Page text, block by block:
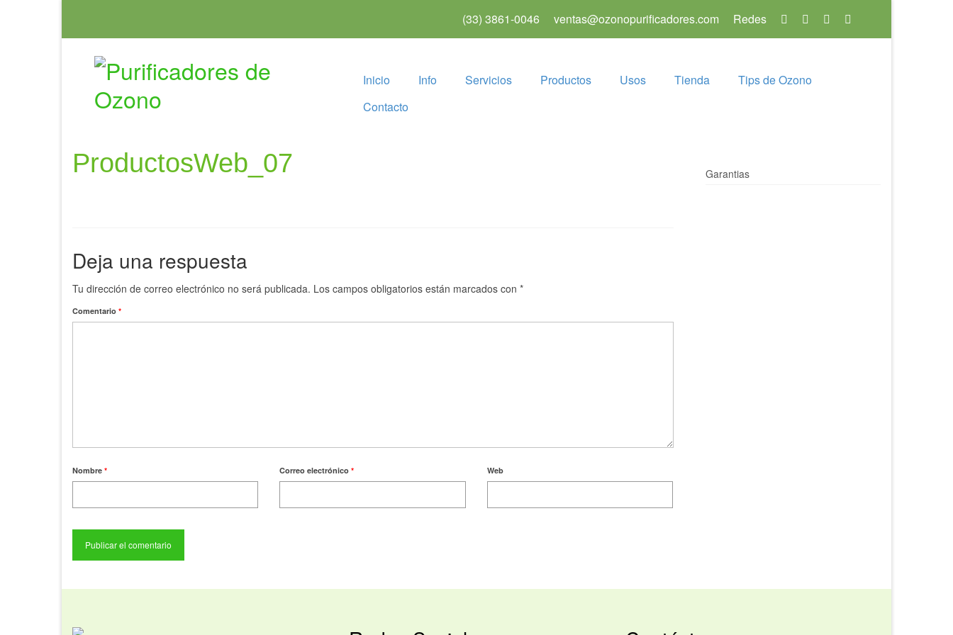
(33) 3861-0046 ventas@ozonopurificadores.com Redes
Inicio Info Servicios Productos Usos Tienda
Tips de Ozono
Contacto
ProductosWeb_07
Deja una respuesta
Tu dirección de correo electrónico no será publicada. Los campos obligatorios están marcados con *
Comentario *
Nombre * Correo electrónico* Web
Garantias